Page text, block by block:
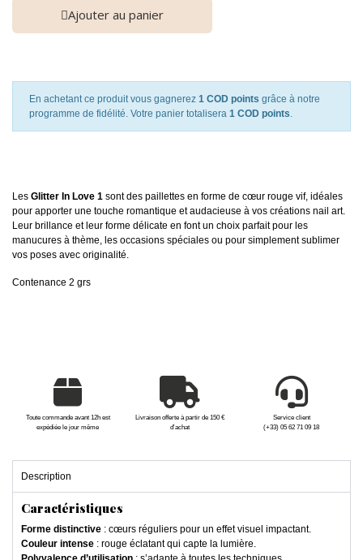
Ajouter au panier
En achetant ce produit vous gagnerez 1 COD points grâce à notre
programme de fidélité. Votre panier totalisera 1 COD points.
Les Glitter In Love 1 sont des paillettes en forme de cœur rouge vif, idéales
pour apporter une touche romantique et audacieuse à vos créations nail art.
Leur brillance et leur forme délicate en font un choix parfait pour les
manucures à thème, les occasions spéciales ou pour simplement sublimer
vos poses avec originalité.
Contenance 2 grs
Toute commande avant 12h est
expédiée le jour même
Livraison offerte à partir de 150 €
d'achat
Service client
(+33) 05 62 71 09 18
Description
Caractéristiques
Forme distinctive : cœurs réguliers pour un effet visuel impactant.
Couleur intense : rouge éclatant qui capte la lumière.